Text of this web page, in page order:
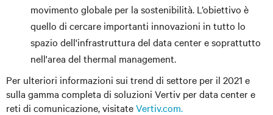
movimento globale per la sostenibilità. L’obiettivo è
quello di cercare importanti innovazioni in tutto lo
spazio dell'infrastruttura del data center e soprattutto
nell'area del thermal management.
Per ulteriori informazioni sui trend di settore per il 2021 e
sulla gamma completa di soluzioni Vertiv per data center e
reti di comunicazione, visitateVertiv.com.